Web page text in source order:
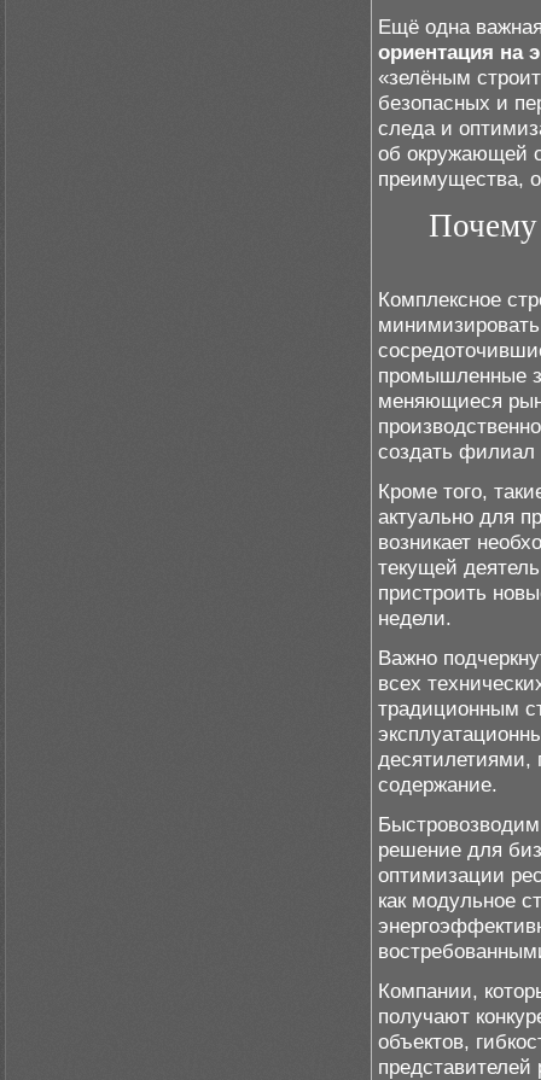
Ещё одна
ориентация на
«зелёным
безопасных и
следа и
об окружающей
преимущества,
Почему
Комплексное
промышленные
меняющиеся
создать филиал
Кроме того,
актуально для
возникает
текущей
пристроить
недели.
Важно
всех
традиционным
десятилетиями,
содержание.
решение для
оптимизации
как модульное
Компании,
получают
объектов,